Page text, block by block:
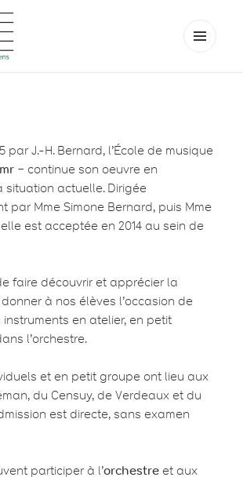
par J.-H. Bernard, l’École de musique
– continue son oeuvre en
situation actuelle. Dirigée
par Mme Simone Bernard, puis Mme
est acceptée en 2014 au sein de
faire découvrir et apprécier la
à nos élèves l’occasion de
en atelier, en petit
l’orchestre.
et en petit groupe ont lieu aux
du Censuy, de Verdeaux et du
est directe, sans examen
participer à l’orchestre et aux